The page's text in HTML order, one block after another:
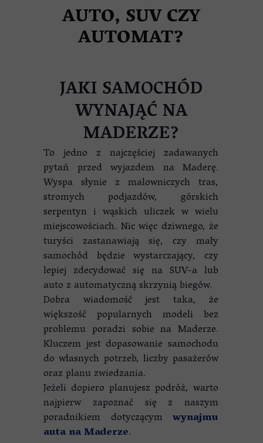
AUTO, SUV CZY
AUTOMAT?
JAKI SAMOCHÓD
WYNAJĄĆ NA
MADERZE?
To jedno z najczęściej zadawanych
pytań przed wyjazdem na Maderę.
Wyspa słynie z malowniczych tras,
stromych podjazdów, górskich
serpentyn i wąskich uliczek w wielu
miejscowościach. Nic więc dziwnego, że
turyści zastanawiają się, czy mały
samochód będzie wystarczający, czy
lepiej zdecydować się na SUV-a lub
auto z automatyczną skrzynią biegów.
Dobra wiadomość jest taka, że
większość popularnych modeli bez
problemu poradzi sobie na Maderze.
Kluczem jest dopasowanie samochodu
do własnych potrzeb, liczby pasażerów
oraz planu zwiedzania.
Jeżeli dopiero planujesz podróż, warto
najpierw zapoznać się z naszym
poradnikiem dotyczącym wynajmu
auta na Maderze.